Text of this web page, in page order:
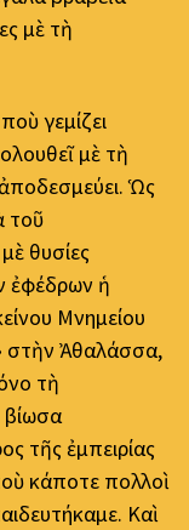
μὲ τὴ
γεμίζει
μὲ τὴ
Ὡς
τοῦ
θυσίες
ἐφέδρων ἡ
Μνημείου
στὴν Ἀθαλάσσα,
τὴ
βίωσα
τῆς ἐμπειρίας
κάποτε πολλοὶ
Καὶ